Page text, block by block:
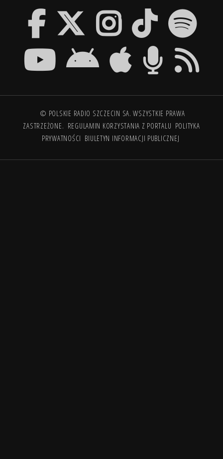
© POLSKIE RADIO SZCZECIN SA. WSZYSTKIE PRAWA
ZASTRZEŻONE. REGULAMIN KORZYSTANIA Z PORTALU POLITYKA
PRYWATNOŚCI BIULETYN INFORMACJI PUBLICZNEJ